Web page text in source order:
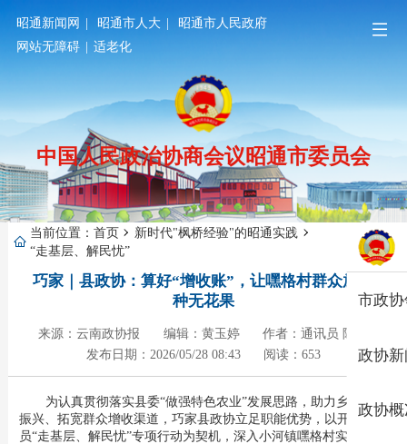
昭通新闻网 | 昭通市人大 |
昭通市人民政府
网站无障碍 | 适老化
中国人民政治协商会议昭通市委员会
市政
政协新
政协概
当前位置： 首页
新时代"枫桥经验"的昭通实践
“走基层、解民忧”
巧家｜县政协：算好“增收账”，让嘿格村群众放心
种无花果
来源：云南政协报 编辑：黄玉婷
作者：通讯员 陈明
发布日期：2026/05/28 08:43
阅读：653
为认真贯彻落实县委“做强特色农业”发展思路，助力乡村产业
振兴、拓宽群众增收渠道，巧家县政协立足职能优势，以开展委
员“走基层、解民忧”专项行动为契机，深入小河镇嘿格村实地调研